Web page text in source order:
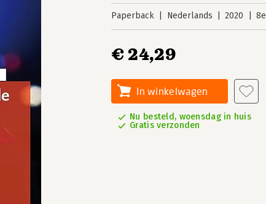
Paperback Nederlands 2020
€ 24,29
In winkelwagen
Nu besteld, woensdag in huis
Gratis verzonden